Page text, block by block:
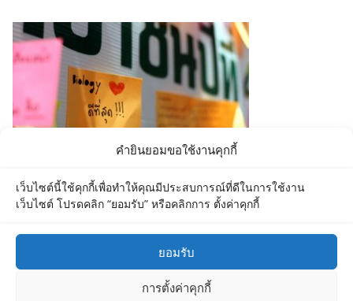
คำยินยอมขอใช้งานคุกกี้
เว็บไซต์นี้ใช้คุกกี้เพื่อทำให้คุณมีประสบการณ์ที่ดีในการใช้งาน
เว็บไซต์ โปรดคลิก “ยอมรับ” หรือคลิกการ ตั้งค่าคุกกี้
ยอมรับ
การตั้งค่าคุกกี้
t
e
g
i
Department of Biology MU